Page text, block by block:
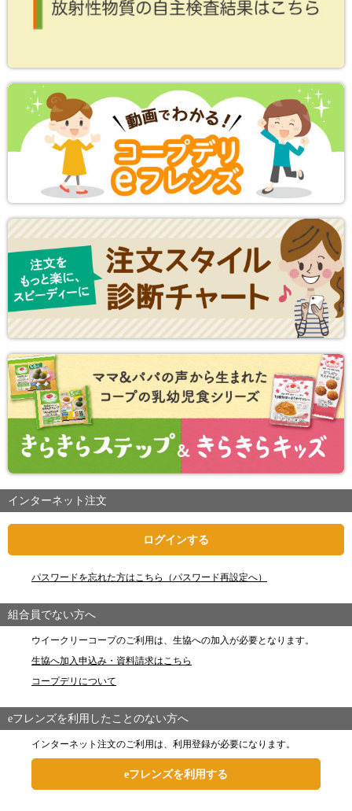
インターネット注文
ログインする
パスワードを忘れた方はこちら（パスワード再設定へ）
組合員でない方へ
ウイークリーコープのご利用は、生協への加入が必要となります。
生協へ加入申込み・資料請求はこちら
コープデリについて
eフレンズを利用したことのない方へ
インターネット注文のご利用は、利用登録が必要になります。
eフレンズを利用する